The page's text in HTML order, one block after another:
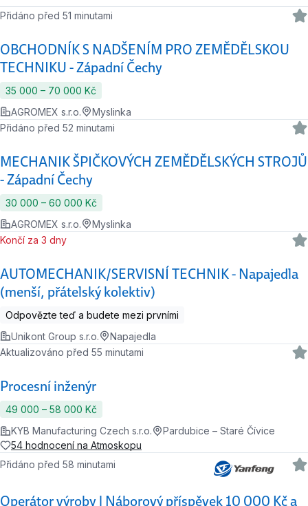
OBCHODNÍK S NADŠENÍM PRO ZEMĚDĚLSKOU
TECHNIKU - Západní Čechy
Přidáno před 51 minutami
35 000 ‍–‍ 70 000 Kč
AGROMEX s.r.o.
Myslinka
MECHANIK ŠPIČKOVÝCH ZEMĚDĚLSKÝCH STROJŮ
- Západní Čechy
Přidáno před 52 minutami
30 000 ‍–‍ 60 000 Kč
AGROMEX s.r.o.
Myslinka
AUTOMECHANIK/SERVISNÍ TECHNIK - Napajedla
(menší, přátelský kolektiv)
Končí za 3 dny
Odpovězte teď a budete mezi prvními
Unikont Group s.r.o.
Napajedla
Procesní inženýr
Aktualizováno před 55 minutami
49 000 ‍–‍ 58 000 Kč
KYB Manufacturing Czech s.r.o.
Pardubice – Staré Čívice
54 hodnocení na Atmoskopu
Operátor výroby | Náborový příspěvek 10 000 Kč a
Přidáno před 58 minutami